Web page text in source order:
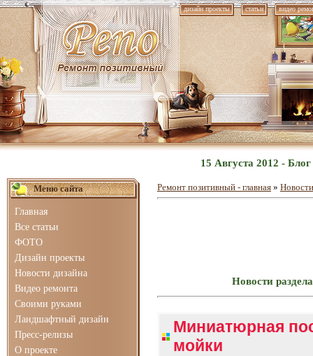
дизайн проекты статьи видео
15 Августа 2012 -
Меню сайта
Главная
Все статьи
ФОТО
Дизайн проекты
Новости дизайна
Видео ремонта
Своими руками
Ландшафтный дизайн
Пресс-релизы
О проекте
Ремонт позитивный - главная »
Новости
Миниатюрная
мойки